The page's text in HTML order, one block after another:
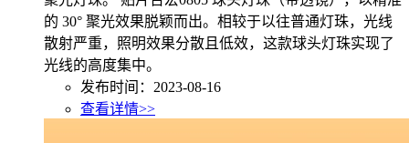
的 30° 聚光效果脱颖而出。相较于以往普通灯珠，光线
散射严重，照明效果分散且低效，这款球头灯珠实现了
光线的高度集中。
发布时间：2023-08-16
查看详情>>